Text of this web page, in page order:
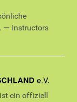
. — Instructors
ist ein offiziell